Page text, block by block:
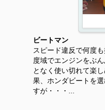
ビートマン
スピード違反で何度
度域でエンジンをぶ
となく使い切れて楽
果、ホンダビートを
すが・・・...